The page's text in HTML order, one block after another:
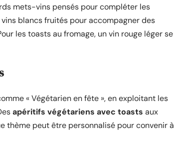
mets-vins pensés pour compléter les
blancs fruités pour accompagner des
les toasts au fromage, un vin rouge léger se
« Végétarien en fête », en exploitant les
apéritifs végétariens avec toasts aux
thème peut être personnalisé pour convenir à